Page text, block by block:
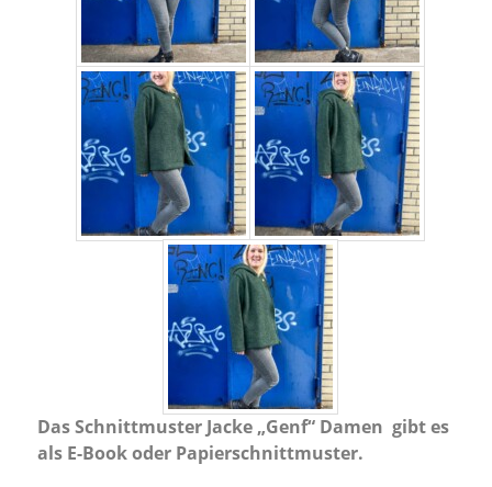
Das Schnittmuster Jacke „Genf“ Damen gibt es
als E-Book oder Papierschnittmuster.